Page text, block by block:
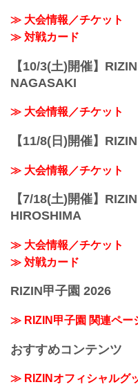
≫ 大会情報／チケット
≫ 対戦カード
【10/3(土)開催】
NAGASAKI
≫ 大会情報／チケット
【11/8(日)開催】
≫ 大会情報／チケット
【7/18(土)開催】
HIROSHIMA
≫ 大会情報／チケット
≫ 対戦カード
RIZIN甲子園 2026
≫ RIZIN甲子園 関連ペー
おすすめコンテンツ
≫ RIZINオフィシャルグ